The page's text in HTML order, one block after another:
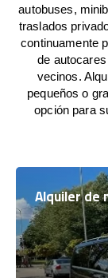
autobuses,
traslados
continuamente
de
vecinos.
pequeños o
opción para
Alquiler de